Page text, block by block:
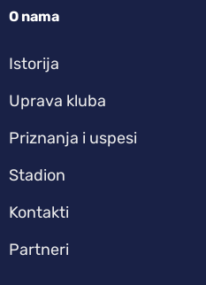
O nama
Istorija
Uprava kluba
Priznanja i uspesi
Stadion
Kontakti
Partneri